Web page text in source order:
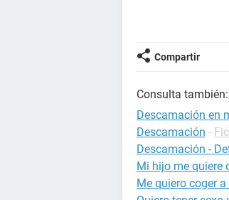
Compartir
Consulta también:
Descamación en
Descamación -
Descamación -
Mi hijo me quiere
Me quiero coger